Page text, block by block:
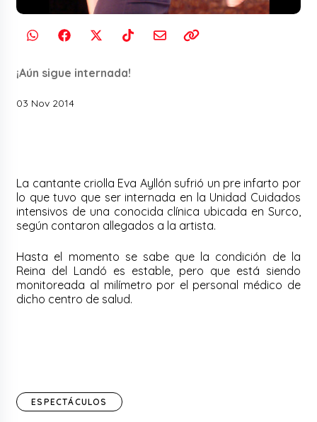
¡Aún sigue internada!
03 Nov 2014
La cantante criolla Eva Ayllón sufrió un pre infarto por
lo que tuvo que ser internada en la Unidad Cuidados
intensivos de una conocida clínica ubicada en Surco,
según contaron allegados a la artista.
Hasta el momento se sabe que la condición de la
Reina del Landó es estable, pero que está siendo
monitoreada al milímetro por el personal médico de
dicho centro de salud.
ESPECTÁCULOS